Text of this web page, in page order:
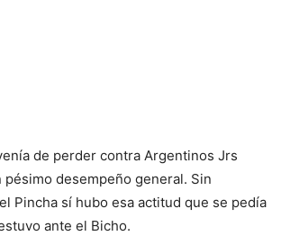
de perder contra Argentinos Jrs
pésimo desempeño general. Sin
Pincha sí hubo esa actitud que se pedía
ante el Bicho.